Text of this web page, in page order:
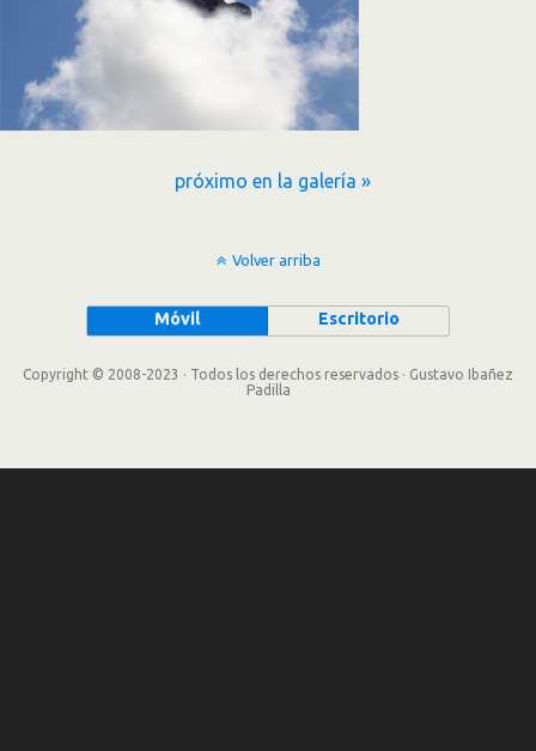
próximo en la galería »
Volver arriba
Móvil Escritorio
Copyright © 2008-2023 · Todos los derechos reservados · Gustavo Ibañez
Padilla